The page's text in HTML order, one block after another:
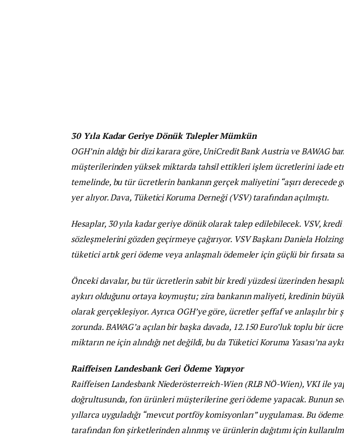
30 Yıla Kadar Geriye Dönük Talepler Mümkün
OGH’nin aldığı bir dizi karara göre, UniCredit Bank Austria ve BAWAG
müşterilerinden yüksek miktarda tahsil ettikleri işlem ücretlerini iade
temelinde, bu tür ücretlerin bankanın gerçek maliyetini “aşırı derecede
yer alıyor. Dava, Tüketici Koruma Derneği (VSV) tarafından açılmıştı.
Hesaplar, 30 yıla kadar geriye dönük olarak talep edilebilecek. VSV,
sözleşmelerini gözden geçirmeye çağırıyor. VSV Başkanı Daniela
tüketici artık geri ödeme veya anlaşmalı ödemeler için güçlü bir fırsata
Önceki davalar, bu tür ücretlerin sabit bir kredi yüzdesi üzerinden
aykırı olduğunu ortaya koymuştu; zira bankanın maliyeti, kredinin
olarak gerçekleşiyor. Ayrıca OGH’ye göre, ücretler şeffaf ve anlaşılır bir
zorunda. BAWAG’a açılan bir başka davada, 12.150 Euro’luk toplu bir
miktarın ne için alındığı net değildi, bu da Tüketici Koruma Yasası’na
Raiffeisen Landesbank Geri Ödeme Yapıyor
Raiffeisen Landesbank Niederösterreich-Wien (RLB NÖ-Wien), VKI ile
doğrultusunda, fon ürünleri müşterilerine geri ödeme yapacak. Bunun
yıllarca uyguladığı “mevcut portföy komisyonları” uygulaması. Bu
tarafından fon şirketlerinden alınmış ve ürünlerin dağıtımı için